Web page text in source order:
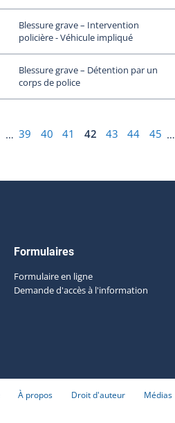
Blessure grave – Intervention
policière - Véhicule impliqué
Blessure grave – Détention par un
corps de police
… 39 40 41 42 43 44 45 …
Formulaires
Formulaire en ligne
Demande d'accès à l'information
À propos Droit d'auteur Médias